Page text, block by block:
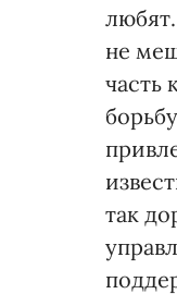
не
часть
так